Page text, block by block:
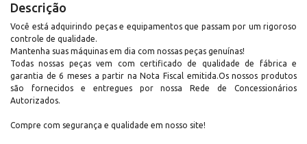
Descrição
Você está adquirindo peças e equipamentos que passam por um rigoroso
controle de qualidade.
Mantenha suas máquinas em dia com nossas peças genuínas!
Todas nossas peças vem com certificado de qualidade de fábrica e
garantia de 6 meses a partir na Nota Fiscal emitida.Os nossos produtos
são fornecidos e entregues por nossa Rede de Concessionários
Autorizados.
Compre com segurança e qualidade em nosso site!